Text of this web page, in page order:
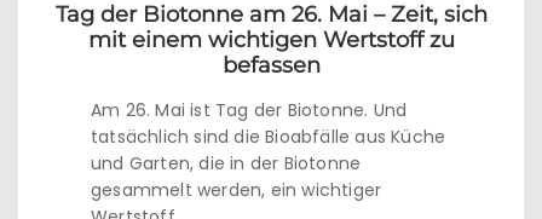
Tag der Biotonne am 26. Mai – Zeit, sich
mit einem wichtigen Wertstoff zu
befassen
Am 26. Mai ist Tag der Biotonne. Und
tatsächlich sind die Bioabfälle aus Küche
und Garten, die in der Biotonne
gesammelt werden, ein wichtiger